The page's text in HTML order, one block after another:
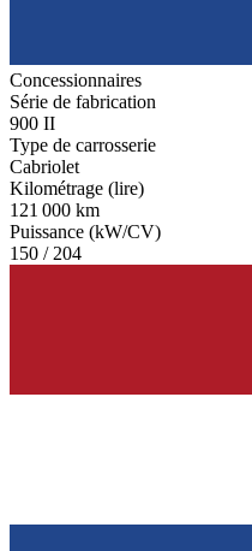
Concessionnaires
Série de fabrication
900 II
Type de carrosserie
Cabriolet
Kilométrage (lire)
121 000 km
Puissance (kW/CV)
150 / 204